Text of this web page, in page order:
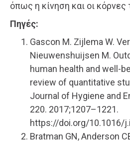
όπως η κίνηση και οι
Πηγές:
Gascon M. Zijlema W.
Nieuwenshuijsen M.
human health and well-
review of quantitative
Journal of Hygiene and
220. 2017;1207–1221.
https://doi.org/10.1016/
Bratman GN, Anderson